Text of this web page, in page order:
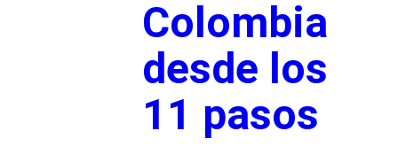
Colombia
desde los
11 pasos